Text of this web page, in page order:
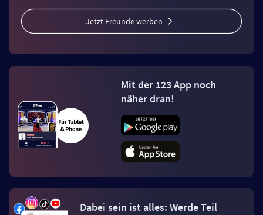
Jetzt Freunde werben
Mit der 123 App noch
näher dran!
Dabei sein ist alles: Werde Teil